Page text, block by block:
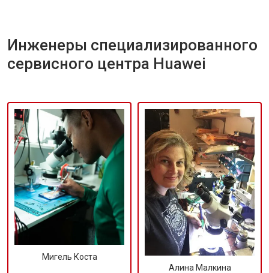
Инженеры специализированного
сервисного центра Huawei
Мигель Коста
Алина Малкина